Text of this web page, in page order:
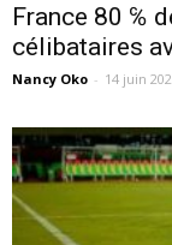
France 80 ℅
célibataires
Nancy Oko - 14 juin